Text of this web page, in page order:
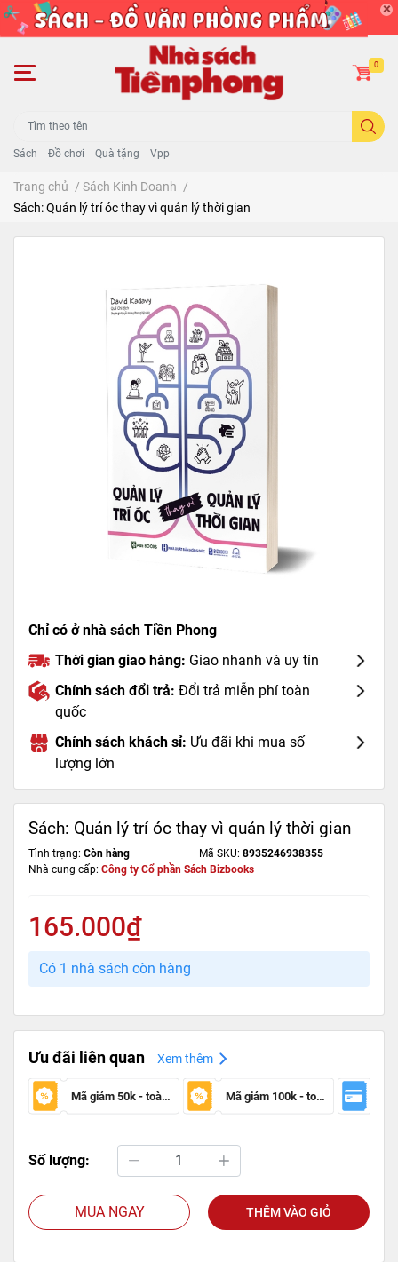
Sách Đồ chơi Quà tặng Vpp
0
Trang chủ / Sách Kinh Doanh /
Sách: Quản lý trí óc thay vì quản lý thời gian
Chỉ có ở nhà sách Tiền Phong
Thời gian giao hàng: Giao nhanh và uy tín
Chính sách đổi trả: Đổi trả miễn phí toàn
quốc
Chính sách khách sỉ: Ưu đãi khi mua số
lượng lớn
Sách: Quản lý trí óc thay vì quản lý thời gian
Tình trạng: Còn hàng Mã SKU: 8935246938355
Nhà cung cấp: Công ty Cổ phần Sách Bizbooks
165.000₫
Có 1 nhà sách còn hàng
Ưu đãi liên quan Xem thêm
Mã giảm 50k - toàn sàn Mã giảm 100k - toàn sàn
Số lượng:
MUA NGAY THÊM VÀO GIỎ